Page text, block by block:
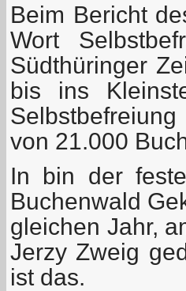
Beim Bericht
Wort
Südthüringer
bis ins
von 21.000
In bin der
Buchenwald
gleichen Jahr,
Jerzy Zweig
ist das.